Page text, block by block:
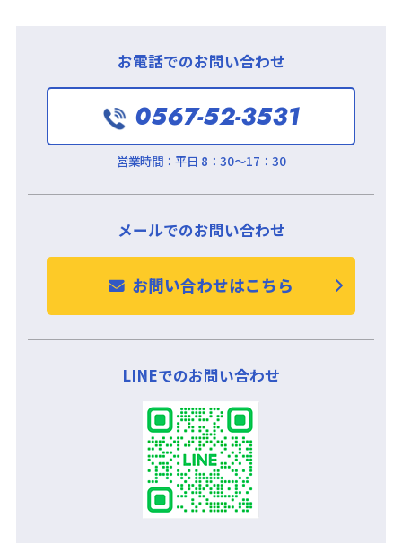
お電話でのお問い合わせ
0567-52-3531
営業時間： 平日 8：30～17：30
メールでのお問い合わせ
お問い合わせはこちら
LINEでのお問い合わせ